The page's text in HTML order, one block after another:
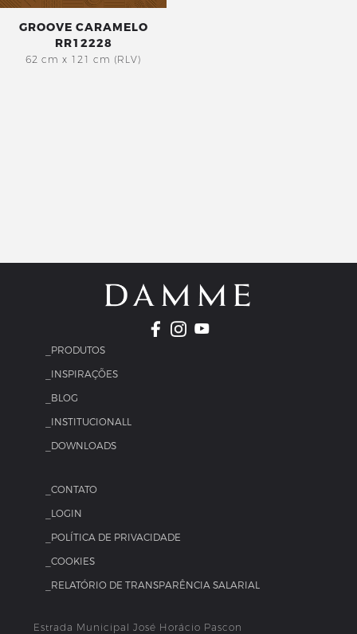
GROOVE CARAMELO
RR12228
62 cm x 121 cm (RLV)
_PRODUTOS
_INSPIRAÇÕES
_BLOG
_INSTITUCIONALL
_DOWNLOADS
_CONTATO
_LOGIN
_POLÍTICA DE PRIVACIDADE
_COOKIES
_RELATÓRIO DE TRANSPARÊNCIA SALARIAL
Estrada Municipal José Horácio Pascon